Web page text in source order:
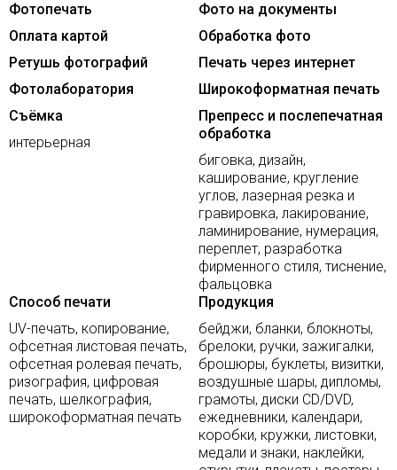
Фотопечать
Фото на документы
Оплата картой
Обработка фото
Ретушь фотографий
Печать через интернет
Фотолаборатория
Широкоформатная печать
Съёмка
интерьерная
Препресс и послепечатная
обработка
биговка, дизайн,
каширование, кругление
углов, лазерная резка и
гравировка, лакирование,
ламинирование, нумерация,
переплет, разработка
фирменного стиля, тиснение,
фальцовка
Способ печати
UV-печать, копирование,
офсетная листовая печать,
офсетная ролевая печать,
ризография, цифровая
печать, шелкография,
широкоформатная печать
Продукция
бейджи, бланки, блокноты,
брелоки, ручки, зажигалки,
брошюры, буклеты, визитки,
воздушные шары, дипломы,
грамоты, диски CD/DVD,
ежедневники, календари,
коробки, кружки, листовки,
медали и знаки, наклейки,